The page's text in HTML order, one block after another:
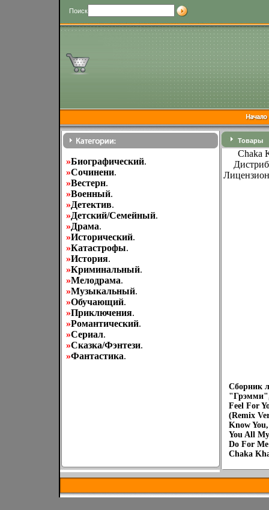
Поиск
»Биографический.
»Cочинени.
»Вестерн.
»Военный.
»Детектив.
»Детский/Семейный.
»Драма.
»Исторический.
»Катастрофы.
»История.
»Криминальный.
»Мелодрама.
»Музыкальный.
»Обучающий.
»Приключения.
»Романтический.
»Сериал.
»Сказка/Фэнтези.
»Фантастика.
Товары
Chaka
Сборник
"Грэмми",
Feel For
(Remix
Know
You All
Do For
Chaka